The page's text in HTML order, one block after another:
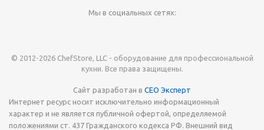
Мы в социальных сетях:
© 2012-2026 ChefStore, LLC - оборудование для профессиональной
кухни. Все права защищены.
Сайт разработан в СЕО Эксперт
Интернет ресурс носит исключительно информационный
характер и не является публичной офертой, определяемой
положениями ст. 437 Гражданского кодекса РФ. Внешний вид